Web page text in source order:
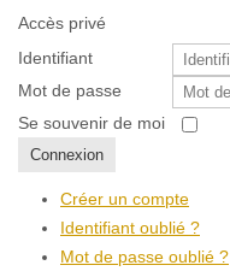
Accès privé
Identifiant
Mot de passe
Se souvenir de moi
Connexion
Créer un compte
Identifiant oublié ?
Mot de passe oublié ?